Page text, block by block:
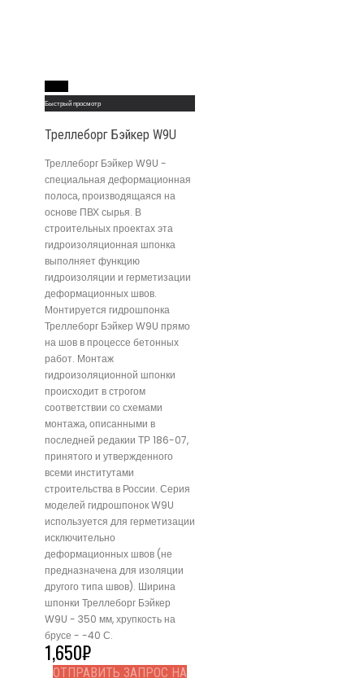
Быстрый просмотр
Треллеборг Бэйкер W9U
Треллеборг Бэйкер W9U -
специальная деформационная
полоса, производящаяся на
основе ПВХ сырья. В
строительных проектах эта
гидроизоляционная шпонка
выполняет функцию
гидроизоляции и герметизации
деформационных швов.
Монтируется гидрошпонка
Треллеборг Бэйкер W9U прямо
на шов в процессе бетонных
работ. Монтаж
гидроизоляционной шпонки
происходит в строгом
соответствии со схемами
монтажа, описанными в
последней редакии ТР 186-07,
принятого и утвержденного
всеми институтами
строительства в России. Серия
моделей гидрошпонок W9U
используется для герметизации
исключительно
деформационных швов (не
предназначена для изоляции
другого типа швов). Ширина
шпонки Треллеборг Бэйкер
W9U - 350 мм, хрупкость на
брусе - -40 С.
1,650₽
ОТПРАВИТЬ ЗАПРОС НА